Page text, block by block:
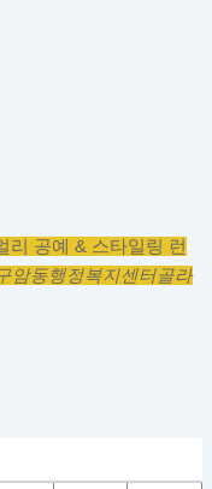
리 공예 & 스타일링 런
암동행정복지센터골라